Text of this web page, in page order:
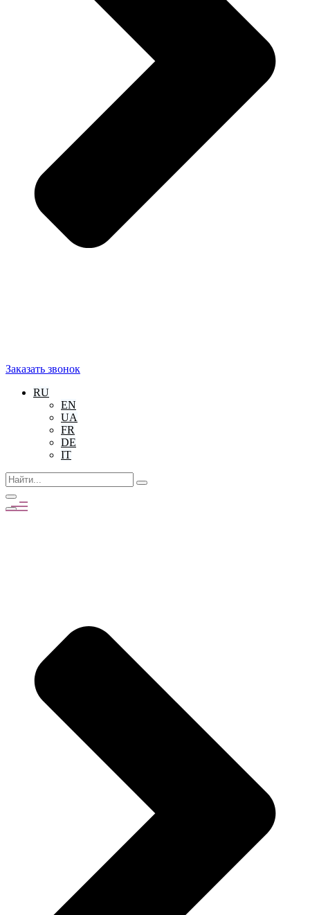
Заказать звонок
RU
EN
UA
FR
DE
IT